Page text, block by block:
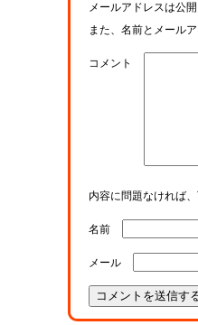
メールアドレスは公
また、名前とメール
コメント
内容に問題なければ
名前
メール